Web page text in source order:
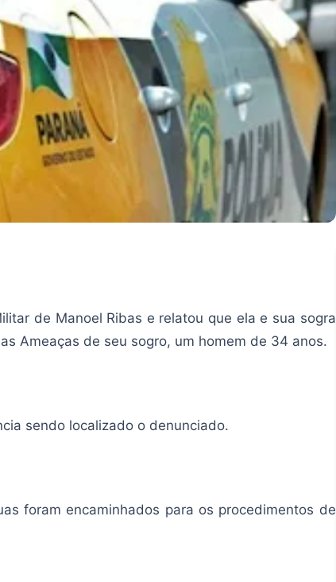
de Manoel Ribas e relatou que ela e sua sogra
Ameaças de seu sogro, um homem de 34 anos.
sendo localizado o denunciado.
foram encaminhados para os procedimentos de